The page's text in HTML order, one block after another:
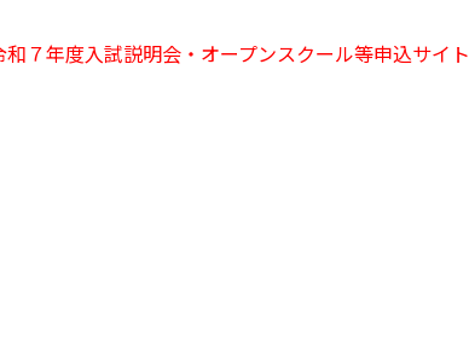
和７年度入試説明会・オープンスクール等申込サイト